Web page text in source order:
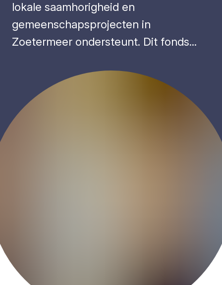
lokale saamhorigheid en
gemeenschapsprojecten in
Zoetermeer ondersteunt. Dit fonds...